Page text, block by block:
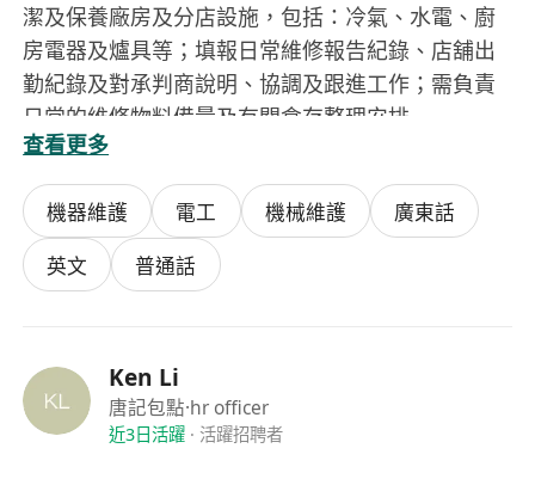
潔及保養廠房及分店設施，包括：冷氣、水電、廚
房電器及爐具等；填報日常維修報告紀錄、店舖出
勤紀錄及對承判商說明、協調及跟進工作；需負責
日常的維修物料備量及有關倉存整理安排
職位要求：會粵語，有全職工作經驗(可以不是維修
相關的)，如有任何維修相關經驗更佳
*公司會提供完善在職培訓計劃。完成培訓計劃後，
工A牌課程
*歡迎正在累積電力工作經驗者申請，公司可簽發電
力工作證明
查看更多
機器維護 電工 機械維護
廣東話
英文
普通話
Ken Li
唐記包點·hr officer
近3日活躍· 活躍招聘者